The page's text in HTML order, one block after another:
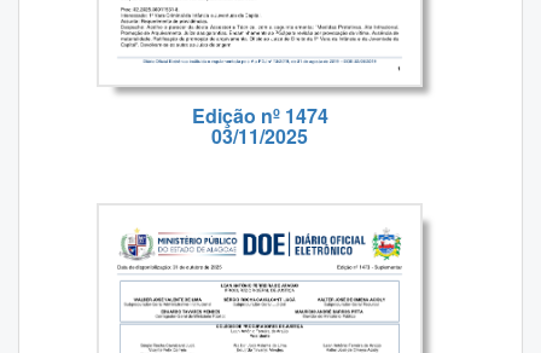
Edição nº 1474
03/11/2025